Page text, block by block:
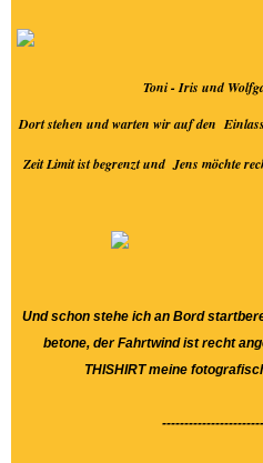
Toni - Iris und
Dort stehen und warten wir auf den
Zeit Limit ist begrenzt und Jens möchte
Und schon stehe ich an Bord
betone, der Fahrtwind ist recht
THISHIRT meine